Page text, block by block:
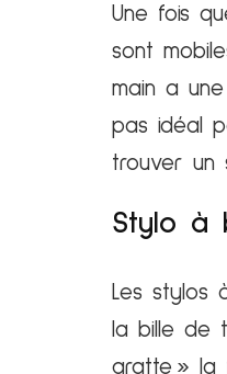
Une fois
sont
main a
pas idéal
trouver un
Stylo à
Les stylos
la bille de
gratte » la